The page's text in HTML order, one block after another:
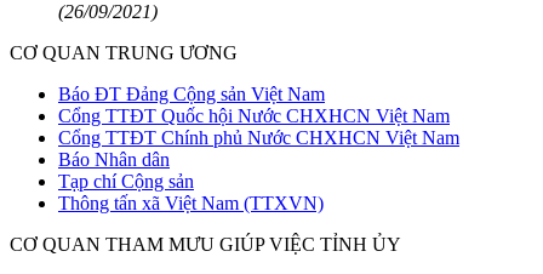
(26/09/2021)
CƠ QUAN TRUNG ƯƠNG
Báo ĐT Đảng Cộng sản Việt Nam
Cổng TTĐT Quốc hội Nước CHXHCN Việt Nam
Cổng TTĐT Chính phủ Nước CHXHCN Việt Nam
Báo Nhân dân
Tạp chí Cộng sản
Thông tấn xã Việt Nam (TTXVN)
CƠ QUAN THAM MƯU GIÚP VIỆC TỈNH ỦY